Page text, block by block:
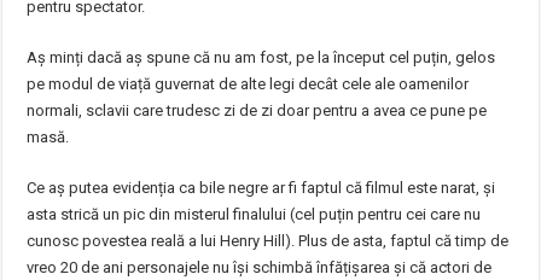
pentru spectator.
Aș minți dacă aș spune că nu am fost, pe la început cel puțin, gelos
pe modul de viață guvernat de alte legi decât cele ale oamenilor
normali, sclavii care trudesc zi de zi doar pentru a avea ce pune pe
masă.
Ce aș putea evidenția ca bile negre ar fi faptul că filmul este narat, și
asta strică un pic din misterul finalului (cel puțin pentru cei care nu
cunosc povestea reală a lui Henry Hill). Plus de asta, faptul că timp de
vreo 20 de ani personajele nu își schimbă înfățișarea și că actori de